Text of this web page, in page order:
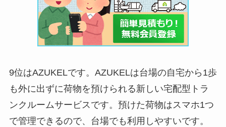
9位はAZUKELです。AZUKELは台場の自宅から1歩
も外に出ずに荷物を預けられる新しい宅配型トラ
ンクルームサービスです。預けた荷物はスマホ1つ
で管理できるので、台場でも利用しやすいです。